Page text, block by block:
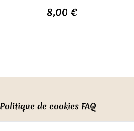
8,00 €
Politique de cookies FAQ